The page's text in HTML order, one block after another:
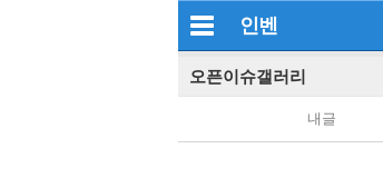
인벤
오픈이슈갤러리
내글